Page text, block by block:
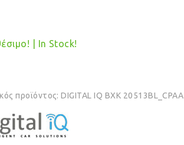
| In Stock!
προϊόντος:DIGITAL IQ BXK 20513BL_CPAA